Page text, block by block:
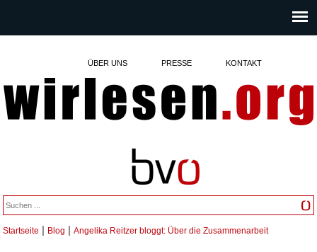
ÜBER UNS PRESSE KONTAKT
Sie sind hier
Startseite | Blog |Angelika Reitzer bloggt: Über die Zusammenarbeit